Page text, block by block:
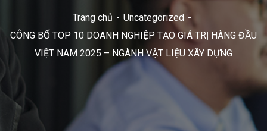
Trang chủ
Uncategorized
CÔNG BỐ TOP 10 DOANH NGHIỆP TẠO GIÁ TRỊ HÀNG ĐẦU
VIỆT NAM 2025 – NGÀNH VẬT LIỆU XÂY DỰNG